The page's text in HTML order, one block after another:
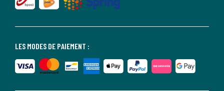
LES MODES DE PAIEMENT :